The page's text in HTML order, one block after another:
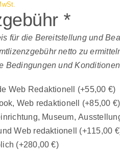
*
für die Bereitstellung und
netto zu
Bedingungen und
Web Redaktionell (+55,00 €)
Web redaktionell (+85,00 €)
Museum,
Web redaktionell (+115,00 €
(+280,00€)